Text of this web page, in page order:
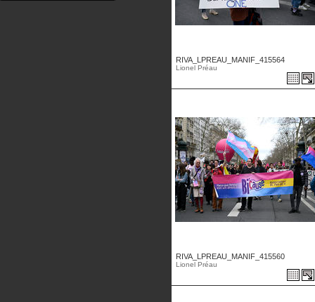
RIVA_LPREAU_MANIF_415564
Lionel Préau
RIVA_LPREAU_MANIF_415560
Lionel Préau